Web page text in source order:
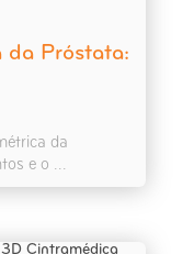
da Próstata:
da
e o ...